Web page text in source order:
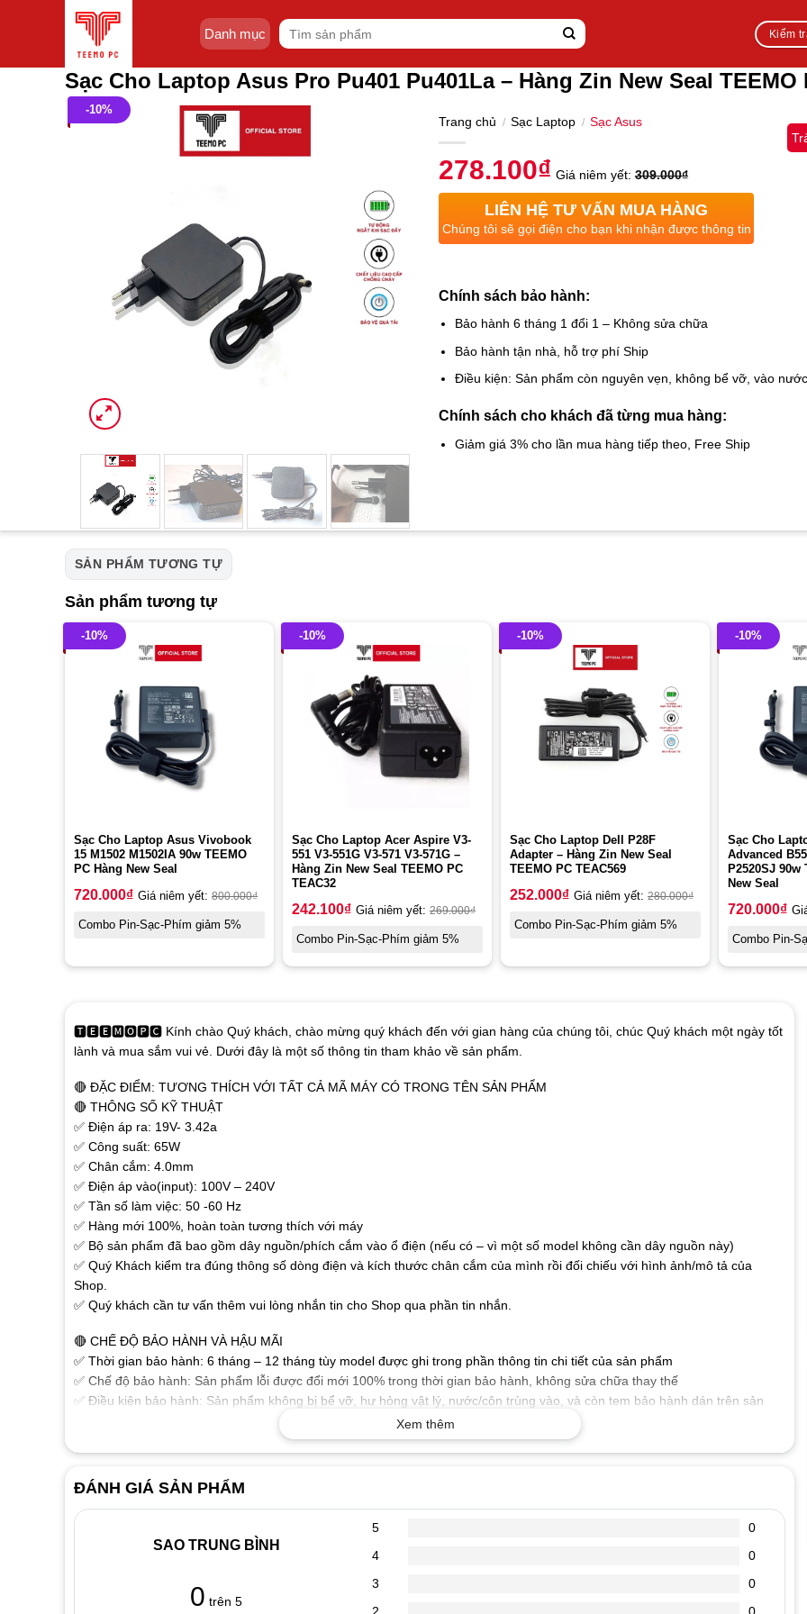
Danh mục
Tìm
kiếm:
Kiểm
Sạc Cho Laptop Asus Pro Pu401 Pu401La – Hàng Zin New Seal TEEMO
-10%
Trang chủ / Sạc Laptop / Sạc Asus
278.100₫ Giá niêm yết: 309.000₫
LIÊN HỆ TƯ VẤN MUA HÀNG
Chúng tôi sẽ gọi điện cho bạn khi nhận được thông tin
Chính sách bảo hành:
Bảo hành 6 tháng 1 đổi 1 – Không sửa chữa
Bảo hành tận nhà, hỗ trợ phí Ship
Điều kiện: Sản phẩm còn nguyên vẹn, không bể vỡ, vào
Chính sách cho khách đã từng mua hàng:
Giảm giá 3% cho lần mua hàng tiếp theo, Free Ship
SẢN PHẨM TƯƠNG TỰ
Sản phẩm tương tự
-10%
Sạc Cho Laptop Asus Vivobook
15 M1502 M1502IA 90w TEEMO
PC Hàng New Seal
720.000₫ Giá niêm yết: 800.000₫
Combo Pin-Sạc-Phím giảm 5%
-10%
Sạc Cho Laptop Acer Aspire V3-
551 V3-551G V3-571 V3-571G –
Hàng Zin New Seal TEEMO PC
TEAC32
242.100₫ Giá niêm yết: 269.000₫
Combo Pin-Sạc-Phím giảm 5%
-10%
Sạc Cho Laptop Dell P28F
Adapter – Hàng Zin New Seal
TEEMO PC TEAC569
252.000₫ Giá niêm yết: 280.000₫
Combo Pin-Sạc-Phím giảm 5%
-10%
Sạc Cho
Advanced
P2520SJ 90w
New Seal
720.000₫
Combo Pin-
🆃🅴🅴🅼🅾🅿🅲 Kính chào Quý khách, chào mừng quý khách đến với gian hàng của chúng tôi, chúc Quý khách một ngày tốt
lành và mua sắm vui vẻ. Dưới đây là một số thông tin tham khảo về sản phẩm.
🔴 ĐẶC ĐIỂM: TƯƠNG THÍCH VỚI TẤT CẢ MÃ MÁY CÓ TRONG TÊN SẢN PHẨM
🔴 THÔNG SỐ KỸ THUẬT
✅ Điện áp ra: 19V- 3.42a
✅ Công suất: 65W
✅ Chân cắm: 4.0mm
✅ Điện áp vào(input): 100V – 240V
✅ Tần số làm việc: 50 -60 Hz
✅ Hàng mới 100%, hoàn toàn tương thích với máy
✅ Bộ sản phẩm đã bao gồm dây nguồn/phích cắm vào ổ điện (nếu có – vì một số model không cần dây nguồn này)
✅ Quý Khách kiểm tra đúng thông số dòng điện và kích thước chân cắm của mình rồi đối chiếu với hình ảnh/mô tả của
Shop.
✅ Quý khách cần tư vấn thêm vui lòng nhắn tin cho Shop qua phần tin nhắn.
🔴 CHẾ ĐỘ BẢO HÀNH VÀ HẬU MÃI
✅ Thời gian bảo hành: 6 tháng – 12 tháng tùy model được ghi trong phần thông tin chi tiết của sản phẩm
✅ Chế độ bảo hành: Sản phẩm lỗi được đổi mới 100% trong thời gian bảo hành, không sửa chữa thay thế
✅ Điều kiện bảo hành: Sản phẩm không bị bể vỡ, hư hỏng vật lý, nước/côn trùng vào, và còn tem bảo hành dán trên sản
🔴 MỘT SỐ THÔNG TIN THAM KHẢO VỀ SẠC LAPTOP
✅ Sạc dành cho Laptop chất lượng cao đảm bảo các thông số kỹ thuật mà máy tính xách tay của bạn yêu cầu, cấp nguồn
ổn định chuẩn dòng cho Laptop của bạn làm việc tốt nhất.
✅ Sạc được sản xuất theo tiêu chuẩn cho chất lượng sạc tốt, dòng diện an toàn, chống chập, cháy nổ, không gây ảnh
hưởng xấu đến thiết bị.
✅ Tính năng bảo vệ Laptop nếu điện áp không chính xác, đoản mạch hoặc quá nóng.
✅ Vật liệu cấu tạo tốt, độ bền cao với vỏ nhựa chắc chắn, chống oxi hóa, chống chịu va đập, bảo vệ mạch điện bên trong
sạc an toàn tuyệt đối, khả năng tỏa nhiệt tốt.
Xem thêm
ĐÁNH GIÁ SẢN PHẨM
SAO TRUNG BÌNH
0 trên 5
5
0
4
0
3
0
2
0